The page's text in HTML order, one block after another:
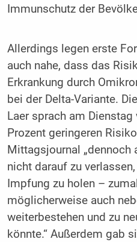
Immunschutz der
Allerdings legen erste
auch nahe, dass das
Erkrankung durch
bei der Delta-Variante.
Laer sprach am
Prozent geringeren
Mittagsjournal
nicht darauf zu
Impfung zu holen –
möglicherweise auch
weiterbestehen und zu
könnte.“ Außerdem gab